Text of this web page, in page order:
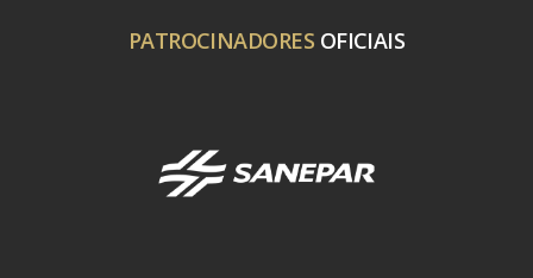
PATROCINADORES OFICIAIS